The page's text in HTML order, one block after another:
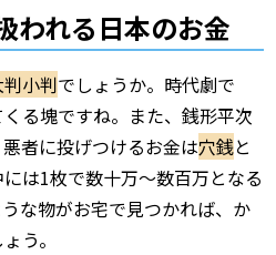
われる日本のお金
判小判でしょうか。時代劇で
くる塊ですね。また、銭形平次
者に投げつけるお金は穴銭と
は1枚で数十万～数百万となる
な物がお宅で見つかれば、か
う。